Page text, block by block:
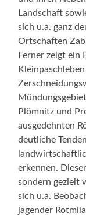
Landschaft
sich u.a. ganz
Ortschaften
Ferner zeigt ein
Plömnitz und
ausgedehnten
deutliche
erkennen.
sondern gezielt
sich u.a.
jagender